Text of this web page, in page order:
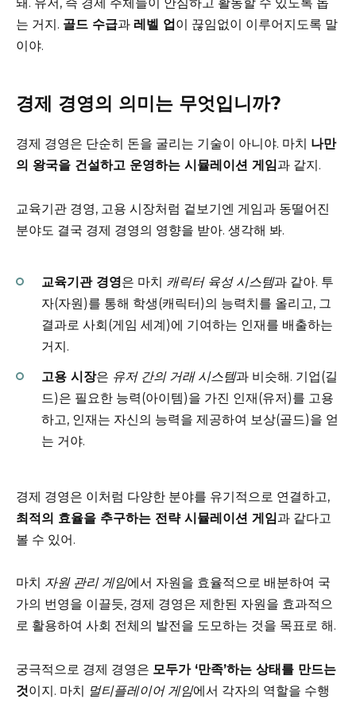
돼. 유저, 즉 경제 주체들이 안심하고 활동할 수 있도록 돕
는 거지. 골드 수급과 레벨 업 이 끊임없이 이루어지도록 말
이야.
경제 경영의 의미는 무엇입니까?
경제 경영은 단순히 돈을 굴리는 기술이 아니야. 마치 나만
의 왕국을 건설하고 운영하는 시뮬레이션 게임과 같지.
교육기관 경영, 고용 시장처럼 겉보기엔 게임과 동떨어진
분야도 결국 경제 경영의 영향을 받아. 생각해 봐.
교육기관 경영은 마치 캐릭터 육성 시스템과 같아. 투
자(자원)를 통해 학생(캐릭터)의 능력치를 올리고, 그
결과로 사회(게임 세계)에 기여하는 인재를 배출하는
거지.
고용 시장은 유저 간의 거래 시스템과 비슷해. 기업(길
드)은 필요한 능력(아이템)을 가진 인재(유저)를 고용
하고, 인재는 자신의 능력을 제공하여 보상(골드)을 얻
는 거야.
경제 경영은 이처럼 다양한 분야를 유기적으로 연결하고,
최적의 효율을 추구하는 전략 시뮬레이션 게임과 같다고
볼 수 있어.
마치 자원 관리 게임에서 자원을 효율적으로 배분하여 국
가의 번영을 이끌듯, 경제 경영은 제한된 자원을 효과적으
로 활용하여 사회 전체의 발전을 도모하는 것을 목표로 해.
궁극적으로 경제 경영은 모두가 ‘만족’하는 상태를 만드는
것이지. 마치 멀티플레이어 게임에서 각자의 역할을 수행